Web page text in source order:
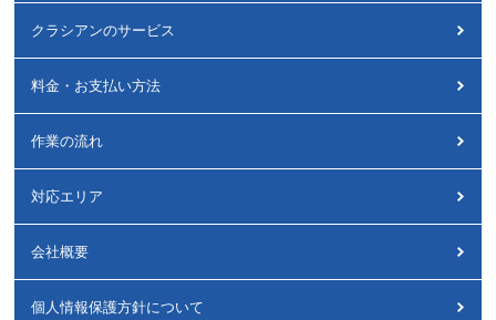
クラシアンのサービス
料金・お支払い方法
作業の流れ
対応エリア
会社概要
個人情報保護方針について